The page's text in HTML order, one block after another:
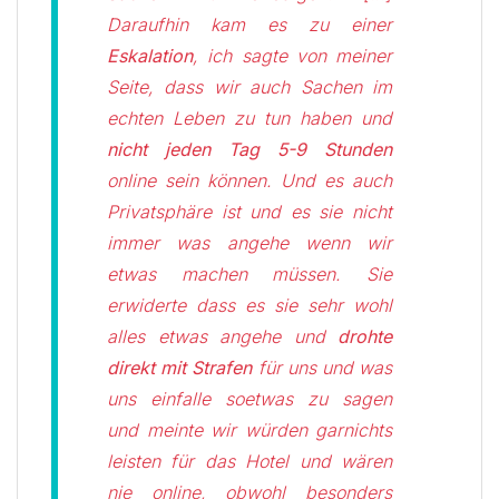
Daraufhin kam es zu einer
Eskalation, ich sagte von meiner
Seite, dass wir auch Sachen im
echten Leben zu tun haben und
nicht jeden Tag 5-9 Stunden
online sein können. Und es auch
Privatsphäre ist und es sie nicht
immer was angehe wenn wir
etwas machen müssen. Sie
erwiderte dass es sie sehr wohl
alles etwas angehe und drohte
direkt mit Strafen für uns und was
uns einfalle soetwas zu sagen
und meinte wir würden garnichts
leisten für das Hotel und wären
nie online, obwohl besonders